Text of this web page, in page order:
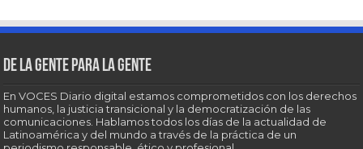
De la gente para la gente
En VOCES Diario digital estamos comprometidos con los derechos
humanos, la justicia transicional y la democratización de las
comunicaciones. Hablamos todos los días de la actualidad de
Latinoamérica y del mundo a través de la práctica de un